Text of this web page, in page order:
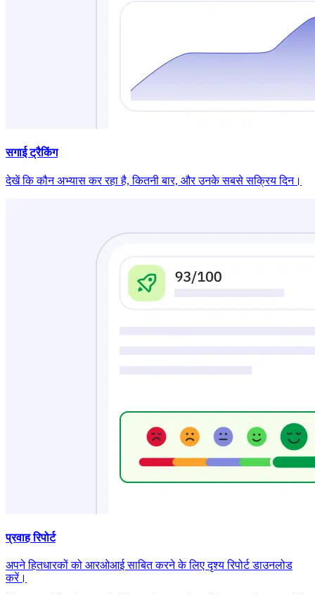
सगाई ट्रैकिंग
देखें कि कौन अभ्यास कर रहा है, कितनी बार, और उनके सबसे सक्रिय दिन।
प्रवाह रिपोर्ट
अपने हितधारकों को आरओआई साबित करने के लिए दृश्य रिपोर्ट डाउनलोड
करें।